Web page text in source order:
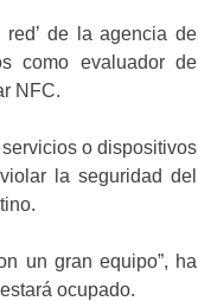
de la agencia de
como evaluador de
NFC.
o dispositivos
la seguridad del
un gran equipo”, ha
ocupado.